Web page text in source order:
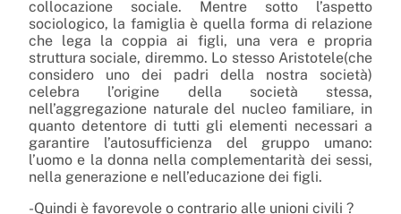
collocazione sociale. Mentre sotto l’aspetto
sociologico, la famiglia è quella forma di relazione
che lega la coppia ai figli, una vera e propria
struttura sociale, diremmo. Lo stesso Aristotele(che
considero uno dei padri della nostra società)
celebra l’origine della società stessa,
nell’aggregazione naturale del nucleo familiare, in
quanto detentore di tutti gli elementi necessari a
garantire l’autosufficienza del gruppo umano:
l’uomo e la donna nella complementarità dei sessi,
nella generazione e nell’educazione dei figli.
-Quindi è favorevole o contrario alle unioni civili ?